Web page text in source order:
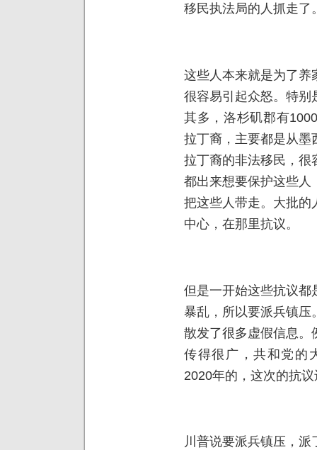
移民执法局的人抓走了
这些人本来就是为了养
很容易引起众怒。特别
其多，洛杉矶郡有
拉丁裔，主要都是从墨
拉丁裔的非法移民，很
都出来想要保护这些人
把这些人带走。大批的
中心，在那里抗议。
但是一开始这些抗议都
暴乱，所以要派兵镇压
散发了很多虚假信息。
传得很广，共和党的
2020年的，这次的抗
川普说要派兵镇压，